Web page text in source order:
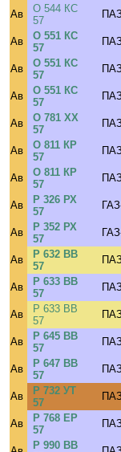
Ав
О 544 КС
57
Ав
О 551 КС
57
Ав
О 551 КС
57
Ав
О 551 КС
57
Ав
О 781 ХХ
57
Ав
О 811 КР
57
Ав
О 811 КР
57
Ав
Р 326 РХ
57
Ав
Р 352 РХ
57
Ав
Р 632 ВВ
57
Ав
Р 633 ВВ
57
Ав
Р 633 ВВ
57
Ав
Р 645 ВВ
57
Ав
Р 647 ВВ
57
Ав
Р 732 УТ
57
Ав
Р 768 ЕР
57
Р 990 ВВ